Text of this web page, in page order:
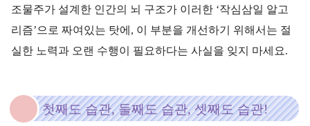
조물주가 설계한 인간의 뇌 구조가 이러한 ‘작심삼일 알고
리즘’으로 짜여있는 탓에, 이 부분을 개선하기 위해서는 절
실한 노력과 오랜 수행이 필요하다는 사실을 잊지 마세요.
첫째도 습관, 둘째도 습관, 셋째도 습관!